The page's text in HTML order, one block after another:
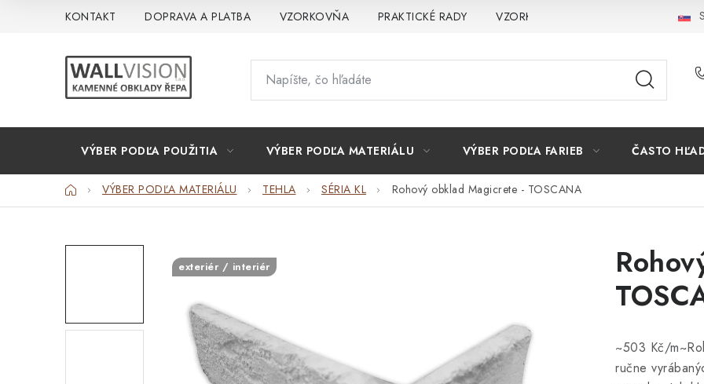
KONTAKT DOPRAVA A PLATBA VZORKOVŇA PRAKTICKÉ RADY VZORKA PREČO
VÝBER PODĽA POUŽITIA VÝBER PODĽA MATERIÁLU VÝBER PODĽA FARIEB ČASTO
DomovVÝBER PODĽA MATERIÁLU TEHLA SÉRIA KL Rohový obklad Magicrete - TOSCANA
~503 Kč/
ručne
exteriér / interiér